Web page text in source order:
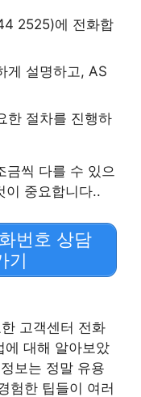
2525)에 전화합
게 설명하고, AS
한 절차를 진행하
금씩 다를 수 있으
이 중요합니다..
번호 상담
기
고객센터 전화
에 대해 알아보았
보는 정말 유용
험한 팁들이 여러